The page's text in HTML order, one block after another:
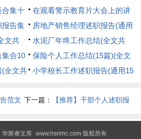
锦八篇(全文共8219字)
合集十
在观看警示教育片大会上的讲
话(全文共2199字)
报告集
房地产销售经理述职报告(通用
10篇)(全文共19064字)
文共
水泥厂年终工作总结(全文共
8242字)
集合10
保险个人工作总结(15篇)(全文
共21065字)
(全文共
小学校长工作述职报告(通用15
范文 下一篇：
【推荐】干部个人述职报
华斯睿文库 www.hsrimc.com 版权所有